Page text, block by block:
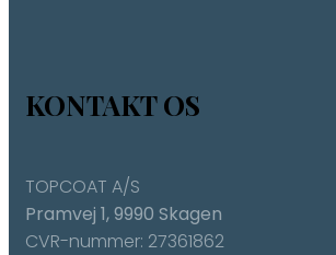
KONTAKT OS
TOPCOAT A/S
​Pramvej 1, ​9990 Skagen
CVR-nummer: 27361862